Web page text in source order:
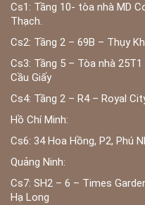
Cs1: Tầng 10- tòa nhà MD
Thạch.
Cs2: Tầng 2 – 69B – Thụy
Cs3: Tầng 5 – Tòa nhà
Cầu Giấy
Cs4: Tầng 2 – R4 – Royal
Hồ Chí Minh:
Cs6: 34 Hoa Hồng, P2, Phú
Quảng Ninh:
Cs7: SH2 – 6 – Times
Hạ Long